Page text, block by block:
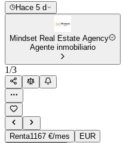
Hace 5 d
Mindset Real Estate Agency
Agente inmobiliario
1/3
Renta1167 €/mes
EUR